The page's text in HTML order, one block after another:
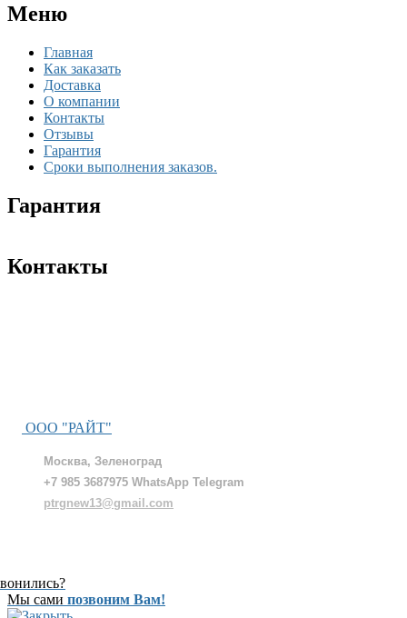
Меню
Главная
Как заказать
Доставка
О компании
Контакты
Отзывы
Гарантия
Сроки выполнения заказов.
Гарантия
Контакты
ООО "РАЙТ"
Москва, Зеленоград
+7 985 3687975 WhatsApp Telegram
ptrgnew13@gmail.com
Мы сами позвоним Вам!